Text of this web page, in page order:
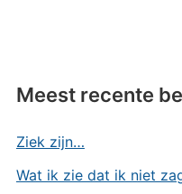
Meest recente
Ziek zijn…
Wat ik zie dat ik niet